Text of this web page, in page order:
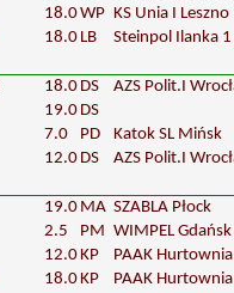
18.0WP KS Unia I Leszno
18.0 LB
Steinpol Ilanka 1
18.0 DS
AZS Polit.I
19.0 DS
7.0 PD
Katok SL Mińsk
12.0 DS
AZS Polit.I
19.0 MA SZABLA Płock
2.5 PM WIMPEL Gdańsk
12.0 KP
PAAK
18.0 KP
PAAK